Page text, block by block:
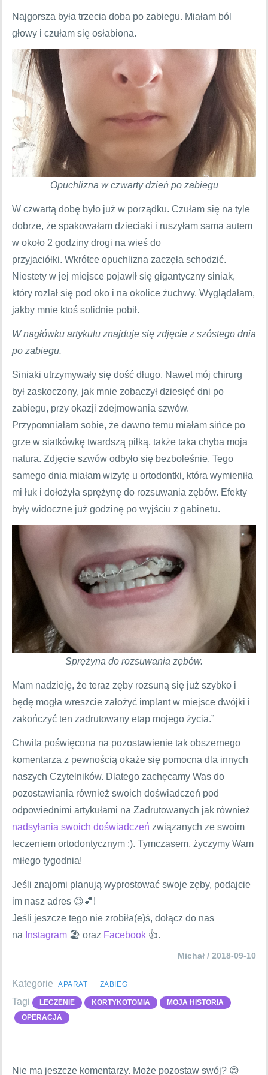
Najgorsza była trzecia doba po zabiegu. Miałam ból
głowy i czułam się osłabiona.
Opuchlizna w czwarty dzień po zabiegu
W czwartą dobę było już w porządku. Czułam się na tyle
dobrze, że spakowałam dzieciaki i ruszyłam sama autem
w około 2 godziny drogi na wieś do
przyjaciółki. Wkrótce opuchlizna zaczęła schodzić.
Niestety w jej miejsce pojawił się gigantyczny siniak,
który rozlał się pod oko i na okolice żuchwy. Wyglądałam,
jakby mnie ktoś solidnie pobił.
W nagłówku artykułu znajduje się zdjęcie z szóstego dnia
po zabiegu.
Siniaki utrzymywały się dość długo. Nawet mój chirurg
był zaskoczony, jak mnie zobaczył dziesięć dni po
zabiegu, przy okazji zdejmowania szwów.
Przypomniałam sobie, że dawno temu miałam sińce po
grze w siatkówkę twardszą piłką, także taka chyba moja
natura. Zdjęcie szwów odbyło się bezboleśnie. Tego
samego dnia miałam wizytę u ortodontki, która wymieniła
mi łuk i dołożyła sprężynę do rozsuwania zębów. Efekty
były widoczne już godzinę po wyjściu z gabinetu.
Sprężyna do rozsuwania zębów.
Mam nadzieję, że teraz zęby rozsuną się już szybko i
będę mogła wreszcie założyć implant w miejsce dwójki i
zakończyć ten zadrutowany etap mojego życia.”
Chwila poświęcona na pozostawienie tak obszernego
komentarza z pewnością okaże się pomocna dla innych
naszych Czytelników. Dlatego zachęcamy Was do
pozostawiania również swoich doświadczeń pod
odpowiednimi artykułami na Zadrutowanych jak również
nadsyłania swoich doświadczeń związanych ze swoim
leczeniem ortodontycznym :). Tymczasem, życzymy Wam
miłego tygodnia!
Jeśli znajomi planują wyprostować swoje zęby, podajcie
im nasz adres 😉💕!
Jeśli jeszcze tego nie zrobiła(e)ś, dołącz do nas
na Instagram 🏖 oraz Facebook 👍.
Michał / 2018-09-10
Kategorie APARAT ZABIEG
Tagi LECZENIE KORTYKOTOMIA
MOJA HISTORIA
OPERACJA
Nie ma jeszcze komentarzy. Może pozostaw swój? 😊